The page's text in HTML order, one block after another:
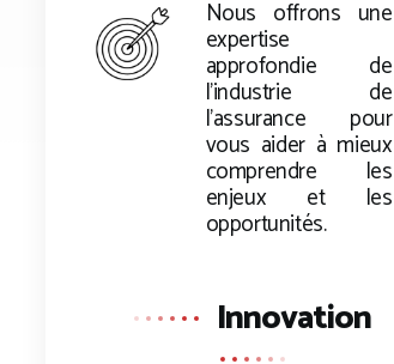
Nous offrons une
expertise
approfondie de
l’industrie de
l’assurance pour
vous aider à mieux
comprendre les
enjeux et les
opportunités.
Innovation